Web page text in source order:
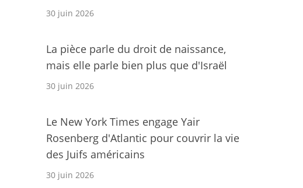
30 juin 2026
La pièce parle du droit de naissance,
mais elle parle bien plus que d'Israël
30 juin 2026
Le New York Times engage Yair
Rosenberg d'Atlantic pour couvrir la vie
des Juifs américains
30 juin 2026